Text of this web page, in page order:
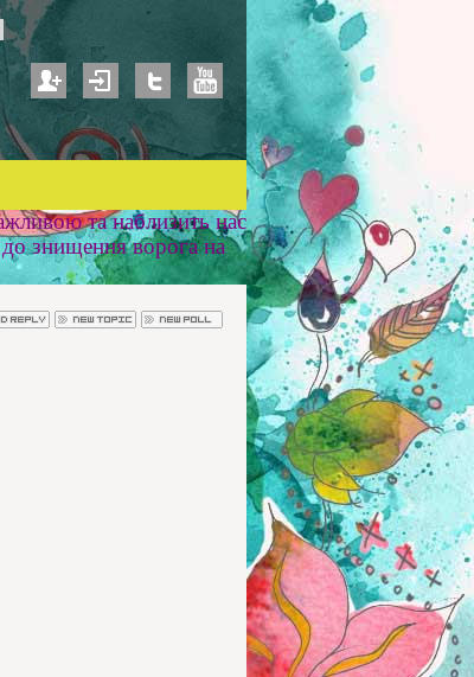
та наблизить нас
знищення ворога на